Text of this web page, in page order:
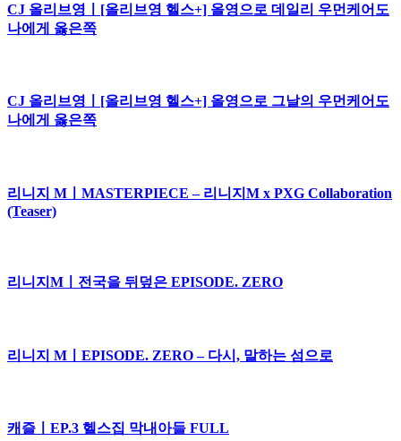
CJ 올리브영ㅣ[올리브영 헬스+] 올영으로 데일리 우먼케어도
나에게 옳은쪽
CJ 올리브영ㅣ[올리브영 헬스+] 올영으로 그날의 우먼케어도
나에게 옳은쪽
리니지 MㅣMASTERPIECE – 리니지M x PXG Collaboration
(Teaser)
리니지Mㅣ전국을 뒤덮은 EPISODE. ZERO
리니지 MㅣEPISODE. ZERO – 다시, 말하는 섬으로
캐즐ㅣEP.3 헬스집 막내아들 FULL